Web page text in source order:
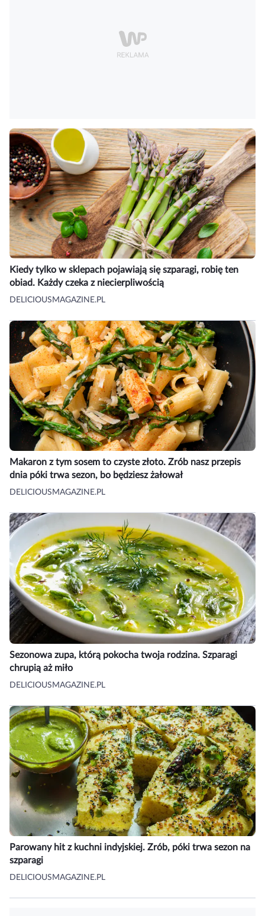
Kiedy tylko w sklepach pojawiają się szparagi, robię ten
obiad. Każdy czeka z niecierpliwością
DELICIOUSMAGAZINE.PL
Makaron z tym sosem to czyste złoto. Zrób nasz przepis
dnia póki trwa sezon, bo będziesz żałował
DELICIOUSMAGAZINE.PL
Sezonowa zupa, którą pokocha twoja rodzina. Szparagi
chrupią aż miło
DELICIOUSMAGAZINE.PL
Parowany hit z kuchni indyjskiej. Zrób, póki trwa sezon na
szparagi
DELICIOUSMAGAZINE.PL